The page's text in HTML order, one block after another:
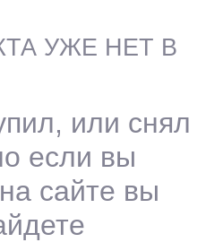
УЖЕ НЕТ В
или снял
если вы
сайте вы